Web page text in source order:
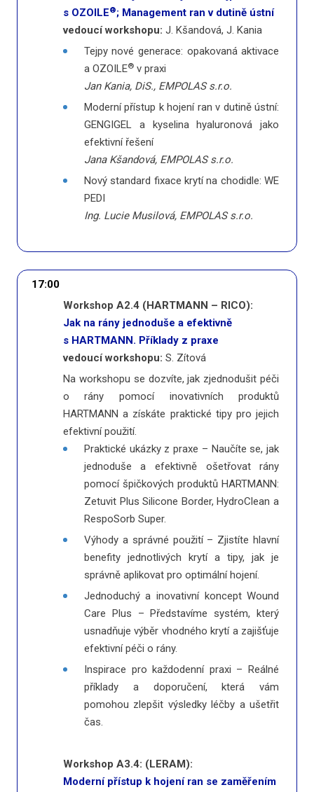
s OZOILE®; Management ran v dutině ústní
vedoucí workshopu: J. Kšandová, J. Kania
Tejpy nové generace: opakovaná aktivace
a OZOILE®v praxi
Jan Kania, DiS., EMPOLAS s.r.o.
Moderní přístup k hojení ran v dutině ústní:
GENGIGEL a kyselina hyaluronová jako
efektivní řešení
Jana Kšandová, EMPOLAS s.r.o.
Nový standard fixace krytí na chodidle: WE
PEDI
Ing. Lucie Musilová, EMPOLAS s.r.o.
17:00
Workshop A2.4 (HARTMANN – RICO):
Jak na rány jednoduše a efektivně
s HARTMANN. Příklady z praxe
vedoucí workshopu: S. Zítová
Na workshopu se dozvíte, jak zjednodušit péči
o rány pomocí inovativních produktů
HARTMANN a získáte praktické tipy pro jejich
efektivní použití.
Praktické ukázky z praxe – Naučíte se, jak
jednoduše a efektivně ošetřovat rány
pomocí špičkových produktů HARTMANN:
Zetuvit Plus Silicone Border, HydroClean a
RespoSorb Super.
Výhody a správné použití – Zjistíte hlavní
benefity jednotlivých krytí a tipy, jak je
správně aplikovat pro optimální hojení.
Jednoduchý a inovativní koncept Wound
Care Plus – Představíme systém, který
usnadňuje výběr vhodného krytí a zajišťuje
efektivní péči o rány.
Inspirace pro každodenní praxi – Reálné
příklady a doporučení, která vám
pomohou zlepšit výsledky léčby a ušetřit
čas.
Workshop A3.4: (LERAM):
Moderní přístup k hojení ran se zaměřením